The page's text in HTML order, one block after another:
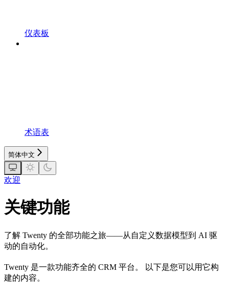
仪表板
术语表
简体中文
欢迎
关键功能
了解 Twenty 的全部功能之旅——从自定义数据模型到 AI 驱
动的自动化。
Twenty 是一款功能齐全的 CRM 平台。 以下是您可以用它构
建的内容。